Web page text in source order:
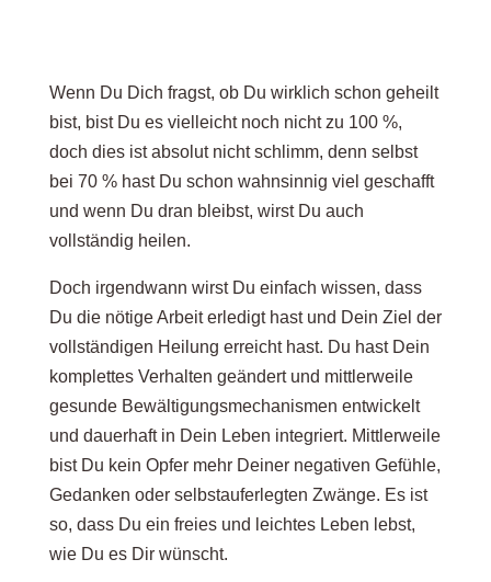
Wenn Du Dich fragst, ob Du wirklich schon geheilt
bist, bist Du es vielleicht noch nicht zu 100 %,
doch dies ist absolut nicht schlimm, denn selbst
bei 70 % hast Du schon wahnsinnig viel geschafft
und wenn Du dran bleibst, wirst Du auch
vollständig heilen.
Doch irgendwann wirst Du einfach wissen, dass
Du die nötige Arbeit erledigt hast und Dein Ziel der
vollständigen Heilung erreicht hast. Du hast Dein
komplettes Verhalten geändert und mittlerweile
gesunde Bewältigungsmechanismen entwickelt
und dauerhaft in Dein Leben integriert. Mittlerweile
bist Du kein Opfer mehr Deiner negativen Gefühle,
Gedanken oder selbstauferlegten Zwänge. Es ist
so, dass Du ein freies und leichtes Leben lebst,
wie Du es Dir wünscht.